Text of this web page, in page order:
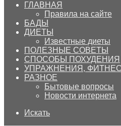
ГЛАВНАЯ
Правила на сайте
БАДЫ
ДИЕТЫ
Известные диеты
ПОЛЕЗНЫЕ СОВЕТЫ
СПОСОБЫ ПОХУДЕНИЯ
УПРАЖНЕНИЯ, ФИТНЕС
РАЗНОЕ
Бытовые вопросы
Новости интернета
Искать